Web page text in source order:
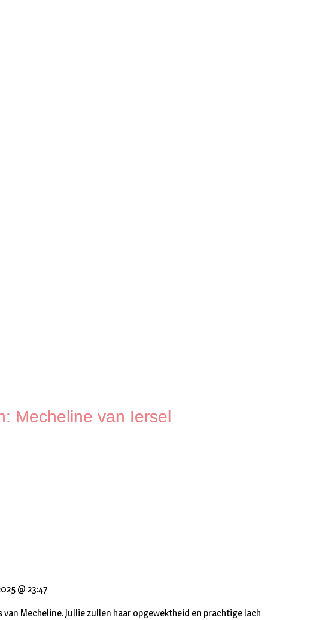
Mecheline van Iersel
@ 23:47
Mecheline. Jullie zullen haar opgewektheid en prachtige lach